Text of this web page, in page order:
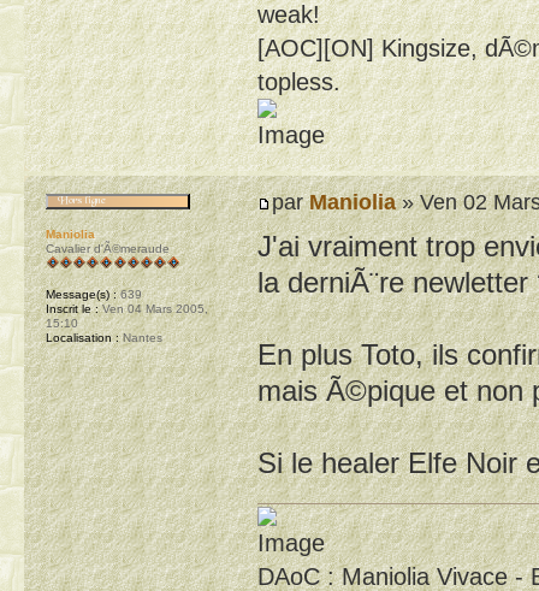
weak!
[AOC][ON] Kingsize,
topless.
parManiolia» Ven 02
J'ai vraiment trop
la derniÃ¨re newletter
En plus Toto, ils
mais Ã©pique et
Si le healer Elfe Noir
DAoC : Maniolia Vivace -
Maniolia
Cavalier d'Ã©meraude
Message(s) :639
Inscrit le :Ven 04 Mars 2005,
15:10
Localisation :Nantes